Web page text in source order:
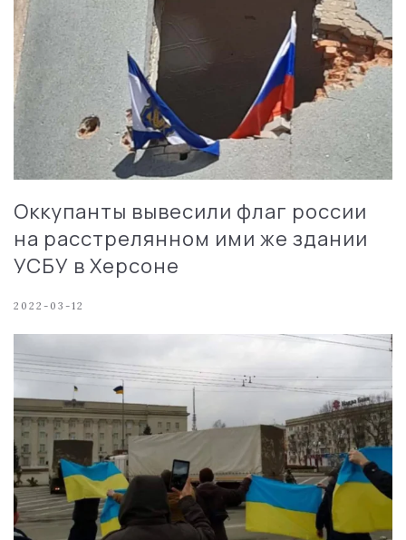
Оккупанты вывесили флаг россии
на расстрелянном ими же здании
УСБУ в Херсоне
2022-03-12